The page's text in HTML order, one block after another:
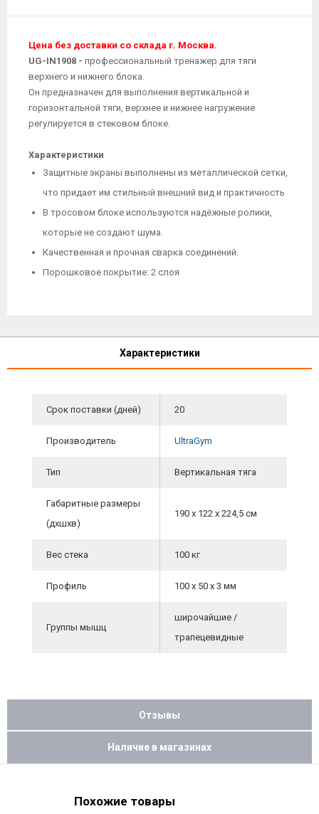
Цена без доставки со склада г. Москва.
UG-IN1908 - профессиональный тренажер для тяги
верхнего и нижнего блока.
Он предназначен для выполнения вертикальной и
горизонтальной тяги, верхнее и нижнее нагружение
регулируется в стековом блоке.
Характеристики
Защитные экраны выполнены из металлической сетки,
что придает им стильный внешний вид и практичность
В тросовом блоке используются надёжные ролики,
которые не создают шума.
Качественная и прочная сварка соединений.
Порошковое покрытие: 2 слоя
Характеристики
Срок поставки (дней) 20
Производитель UltraGym
Тип Вертикальная тяга
Габаритные размеры
(дхшхв)
190 х 122 х 224,5 см
Вес стека 100 кг
Профиль 100 х 50 х 3 мм
Группы мышц
широчайшие /
трапецевидные
Отзывы
Наличие в магазинах
Похожие товары